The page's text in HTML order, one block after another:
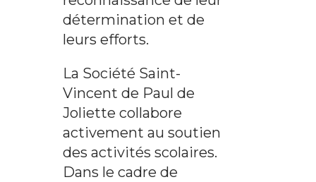
détermination et de
leurs efforts.
La Société Saint-
Vincent de Paul de
Joliette collabore
activement au soutien
des activités scolaires.
Dans le cadre de